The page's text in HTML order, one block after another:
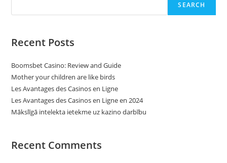
SEARCH
Recent Posts
Boomsbet Casino: Review and Guide
Mother your children are like birds
Les Avantages des Casinos en Ligne
Les Avantages des Casinos en Ligne en 2024
Mākslīgā intelekta ietekme uz kazino darbību
Recent Comments